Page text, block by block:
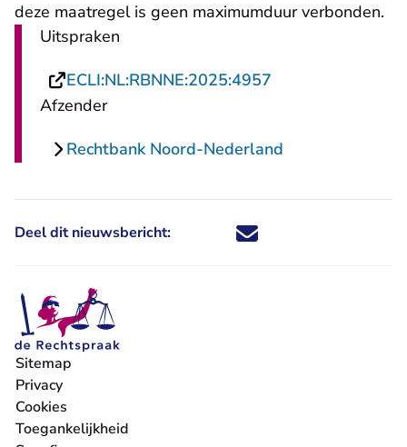
deze maatregel is geen maximumduur verbonden.
Uitspraken
ECLI:NL:RBNNE:2025:4957
Afzender
Rechtbank Noord-Nederland
Deel dit nieuwsbericht: Deel dit nieuwsbericht via X -
Deel dit nieuwsbericht via
Deel dit nieuwsbericht
Deel dit
Sitemap
Privacy
Cookies
Toegankelijkheid